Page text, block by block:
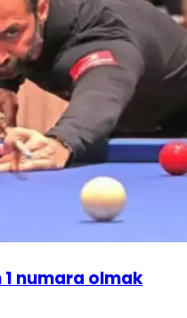
1 numara olmak